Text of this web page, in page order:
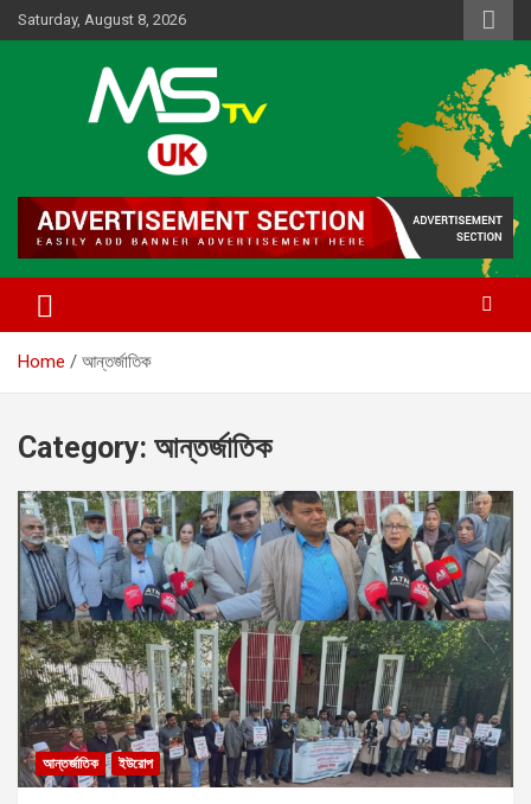
Skip
to
Saturday, August 8, 2026
MSTV UK
Home আন্তর্জাতিক
Category: আন্তর্জাতিক
আন্তর্জাতিক ইউরোপ